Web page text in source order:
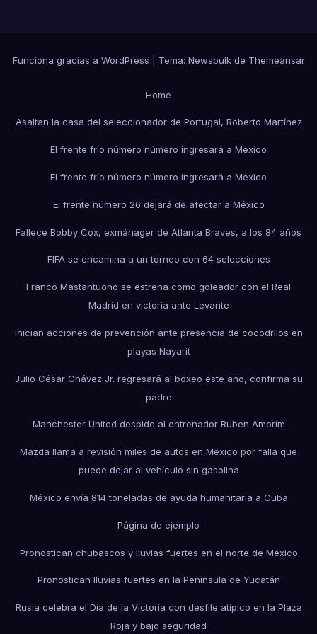
Funciona gracias a WordPress Tema: Newsbulkde Themeansar
Home
Asaltan la casa del seleccionador de Portugal, Roberto Martínez
El frente frío número número ingresará a México
El frente frío número número ingresará a México
El frente número 26 dejará de afectar a México
Fallece Bobby Cox, exmánager de Atlanta Braves, a los 84 años
FIFA se encamina a un torneo con 64 selecciones
Franco Mastantuono se estrena como goleador con el Real
Madrid en victoria ante Levante
Inician acciones de prevención ante presencia de cocodrilos en
playas Nayarit
Julio César Chávez Jr. regresará al boxeo este año, confirma su
padre
Manchester United despide al entrenador Ruben Amorim
Mazda llama a revisión miles de autos en México por falla que
puede dejar al vehículo sin gasolina
México envía 814 toneladas de ayuda humanitaria a Cuba
Página de ejemplo
Pronostican chubascos y lluvias fuertes en el norte de México
Pronostican lluvias fuertes en la Península de Yucatán
Rusia celebra el Día de la Victoria con desfile atípico en la Plaza
Roja y bajo seguridad